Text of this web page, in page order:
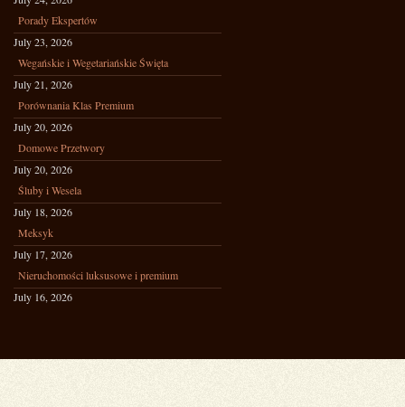
Porady Ekspertów
July 23, 2026
Wegańskie i Wegetariańskie Święta
July 21, 2026
Porównania Klas Premium
July 20, 2026
Domowe Przetwory
July 20, 2026
Śluby i Wesela
July 18, 2026
Meksyk
July 17, 2026
Nieruchomości luksusowe i premium
July 16, 2026